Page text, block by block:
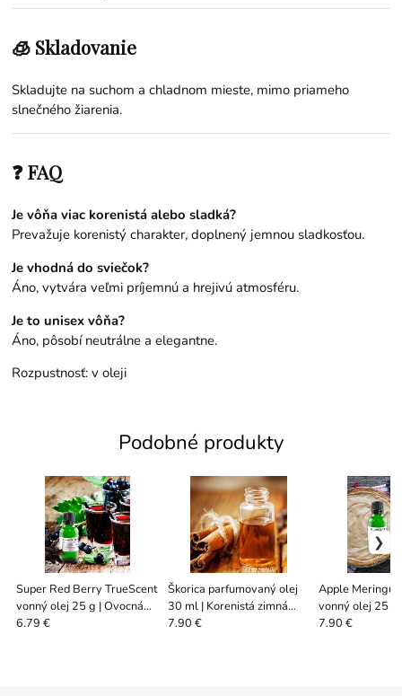
🧊 Skladovanie
Skladujte na suchom a chladnom mieste, mimo priameho
slnečného žiarenia.
❓ FAQ
Je vôňa viac korenistá alebo sladká?
Prevažuje korenistý charakter, doplnený jemnou sladkosťou.
Je vhodná do sviečok?
Áno, vytvára veľmi príjemnú a hrejivú atmosféru.
Je to unisex vôňa?
Áno, pôsobí neutrálne a elegantne.
Rozpustnosť: v oleji
Podobné produkty
Super Red Berry TrueScent
vonný olej 25 g | Ovocná
vôňa bobúľ
6.79 €
Škorica parfumovaný olej
30 ml | Korenistá zimná
vôňa
7.90 €
Apple
vonný olej 25 g
dezertná vôňa
7.90 €